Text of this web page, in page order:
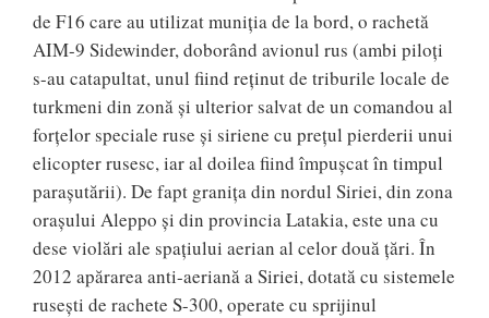
de F16 care au utilizat muniția de la bord, o rachetă
AIM-9 Sidewinder, doborând avionul rus (ambi piloți
s-au catapultat, unul fiind reținut de triburile locale de
turkmeni din zonă și ulterior salvat de un comandou al
forțelor speciale ruse și siriene cu prețul pierderii unui
elicopter rusesc, iar al doilea fiind împușcat în timpul
parașutării). De fapt granița din nordul Siriei, din zona
orașului Aleppo și din provincia Latakia, este una cu
dese violări ale spațiului aerian al celor două țări. În
2012 apărarea anti-aeriană a Siriei, dotată cu sistemele
rusești de rachete S-300, operate cu sprijinul